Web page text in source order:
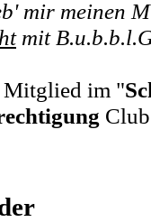
mir meinen
mit
Mitglied im "